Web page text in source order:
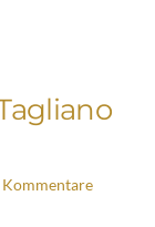
Kommentare